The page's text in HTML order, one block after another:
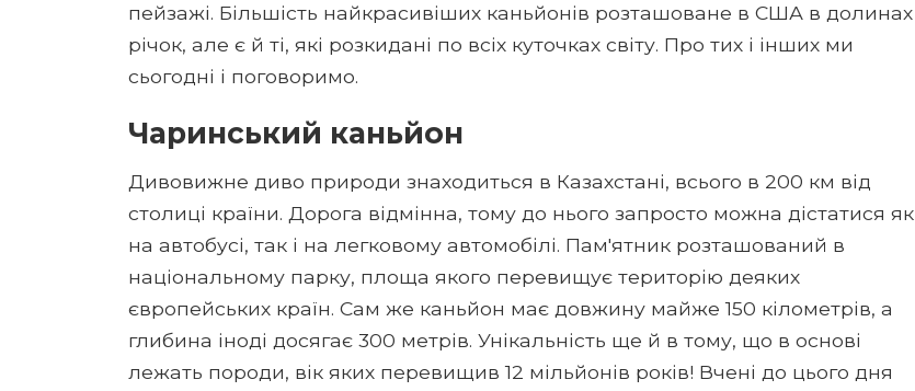
пейзажі. Більшість найкрасивіших каньйонів розташоване в США в долинах
річок, але є й ті, які розкидані по всіх куточках світу. Про тих і інших ми
сьогодні і поговоримо.
Чаринський каньйон
Дивовижне диво природи знаходиться в Казахстані, всього в 200 км від
столиці країни. Дорога відмінна, тому до нього запросто можна дістатися як
на автобусі, так і на легковому автомобілі. Пам'ятник розташований в
національному парку, площа якого перевищує територію деяких
європейських країн. Сам же каньйон має довжину майже 150 кілометрів, а
глибина іноді досягає 300 метрів. Унікальність ще й в тому, що в основі
лежать породи, вік яких перевищив 12 мільйонів років! Вчені до цього дня